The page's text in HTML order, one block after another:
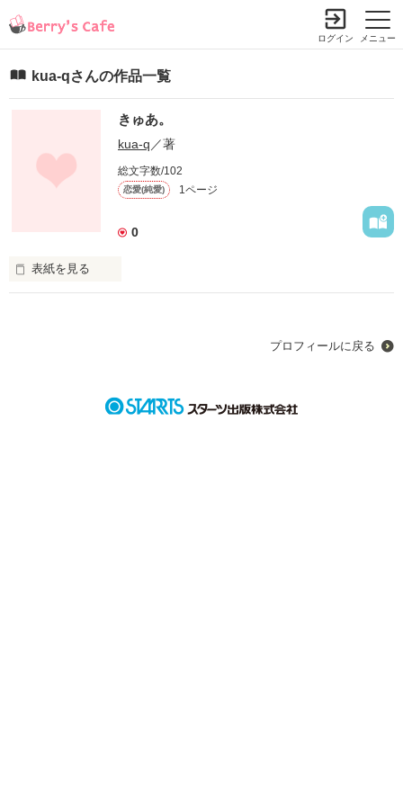
メニュー
ログイン
kua-qさんの作品一覧
きゅあ。
kua-q ／著
総文字数/102
恋愛(純愛) 1ページ
0
表紙を見る
プロフィールに戻る